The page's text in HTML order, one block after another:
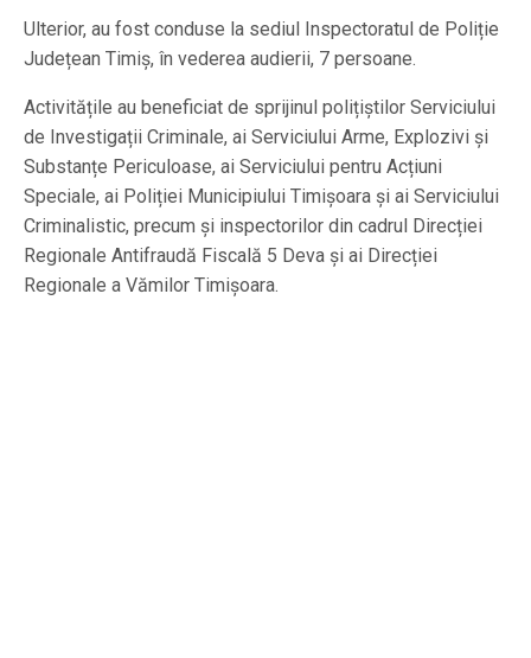
Ulterior, au fost conduse la sediul Inspectoratul de Poliție
Județean Timiș, în vederea audierii, 7 persoane.
Activitățile au beneficiat de sprijinul polițiștilor Serviciului
de Investigații Criminale, ai Serviciului Arme, Explozivi și
Substanțe Periculoase, ai Serviciului pentru Acțiuni
Speciale, ai Poliției Municipiului Timișoara și ai Serviciului
Criminalistic, precum și inspectorilor din cadrul Direcției
Regionale Antifraudă Fiscală 5 Deva și ai Direcției
Regionale a Vămilor Timișoara.